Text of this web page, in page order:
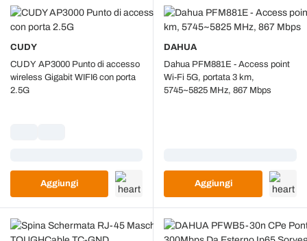
CUDY
CUDY AP3000 Punto di accesso
wireless Gigabit WIFI6 con porta
2.5G
Aggiungi
DAHUA
Dahua PFM881E - Access point
Wi-Fi 5G, portata 3 km,
5745~5825 MHz, 867 Mbps
Aggiungi